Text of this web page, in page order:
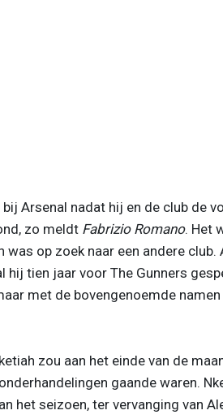
Arsenal nadat hij en de club de
zo meldt Fabrizio Romano. Het
was op zoek naar een andere
hij tien jaar voor The Gunners
met de bovengenoemde
zou aan het einde van de
gaande waren.
het seizoen, ter vervanging van